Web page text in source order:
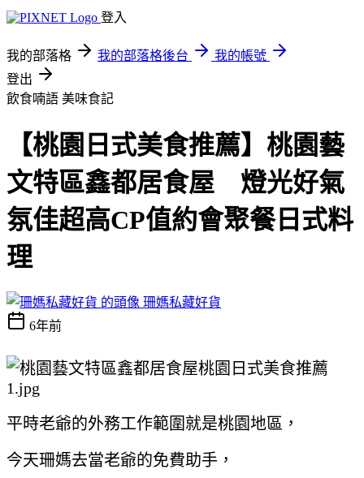
登入
我的部落格 我的部落格後台
我的帳號
登出
飲食喃語 美味食記
【桃園日式美食推薦】桃園藝
文特區鑫都居食屋 燈光好氣
氛佳超高CP值約會聚餐日式料
理
珊媽私藏好貨
6年前
平時老爺的外務工作範圍就是桃園地區，
今天珊媽去當老爺的免費助手，